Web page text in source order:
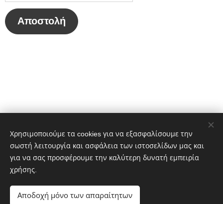
Αποστολή
Χρησιμοποιούμε τα cookies για να εξασφαλίσουμε την
σωστή λειτουργία και ασφάλεια των ιστοσελίδων μας και
για να σας προσφέρουμε την καλύτερη δυνατή εμπειρία
χρήσης.
Αποδοχή μόνο των απαραίτητων